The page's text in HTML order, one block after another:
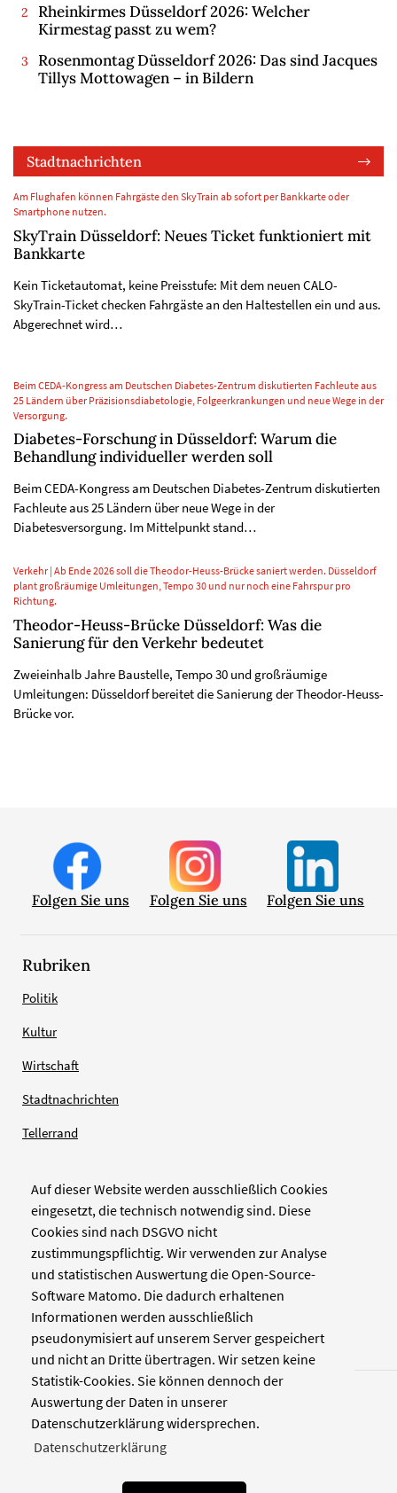
Auf dieser Website werden ausschließlich Cookies
eingesetzt, die technisch notwendig sind. Diese
Cookies sind nach DSGVO nicht
zustimmungspflichtig. Wir verwenden zur Analyse
und statistischen Auswertung die Open-Source-
Software Matomo. Die dadurch erhaltenen
Informationen werden ausschließlich
pseudonymisiert auf unserem Server gespeichert
und nicht an Dritte übertragen. Wir setzen keine
Statistik-Cookies. Sie können dennoch der
Auswertung der Daten in unserer
Datenschutzerklärung widersprechen.
Datenschutzerklärung
Rheinkirmes Düsseldorf 2026: Welcher
Kirmestag passt zu wem?
Rosenmontag Düsseldorf 2026: Das sind Jacques
Tillys Mottowagen – in Bildern
Stadtnachrichten
Am Flughafen können Fahrgäste den SkyTrain ab sofort per Bankkarte oder
Smartphone nutzen.
SkyTrain Düsseldorf: Neues Ticket funktioniert mit
Bankkarte
Kein Ticketautomat, keine Preisstufe: Mit dem neuen CALO-
SkyTrain-Ticket checken Fahrgäste an den Haltestellen ein und aus.
Abgerechnet wird…
Beim CEDA-Kongress am Deutschen Diabetes-Zentrum diskutierten Fachleute aus
25 Ländern über Präzisionsdiabetologie, Folgeerkrankungen und neue Wege in der
Versorgung.
Diabetes-Forschung in Düsseldorf: Warum die
Behandlung individueller werden soll
Beim CEDA-Kongress am Deutschen Diabetes-Zentrum diskutierten
Fachleute aus 25 Ländern über neue Wege in der
Diabetesversorgung. Im Mittelpunkt stand…
Verkehr | Ab Ende 2026 soll die Theodor-Heuss-Brücke saniert werden. Düsseldorf
plant großräumige Umleitungen, Tempo 30 und nur noch eine Fahrspur pro
Richtung.
Theodor-Heuss-Brücke Düsseldorf: Was die
Sanierung für den Verkehr bedeutet
Zweieinhalb Jahre Baustelle, Tempo 30 und großräumige
Umleitungen: Düsseldorf bereitet die Sanierung der Theodor-Heuss-
Brücke vor.
Folgen Sie uns Folgen Sie uns Folgen Sie uns
Rubriken
Politik
Kultur
Wirtschaft
Stadtnachrichten
Tellerrand
Verlag
Pinienstraße 2
40233 Düsseldorf
www.zellwerk.com
Kontakt Datenschutz